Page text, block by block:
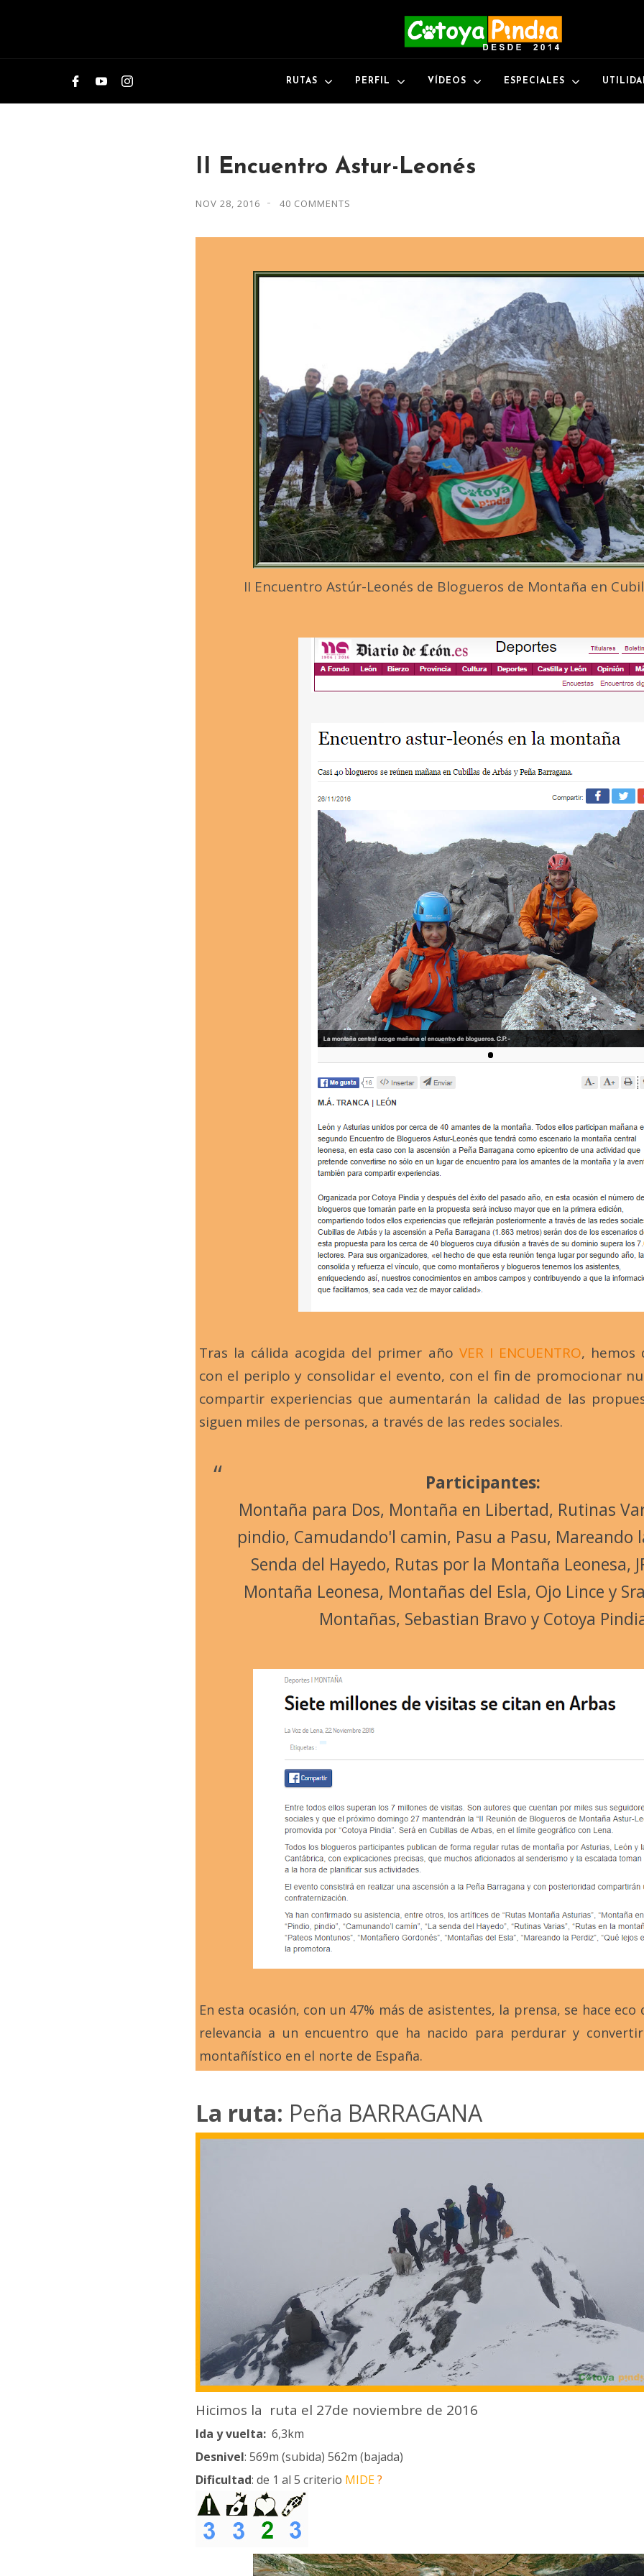
RUTAS PERFIL VÍDEOS ESPECIALES
II Encuentro Astur-Leonés
NOV 28, 2016 40 COMMENTS
II Encuentro Astúr-Leonés de Blogueros de Montaña en
Tras la cálida acogida del primer año VER I ENCUENTRO, hemos
con el periplo y consolidar el evento, con el fin de promocionar
compartir experiencias que aumentarán la calidad de las
siguen miles de personas, a través de las redes sociales.
Participantes:
Montaña para Dos, Montaña en Libertad, Rutinas
pindio, Camudando'l camin, Pasu a Pasu, Mareando
Senda del Hayedo, Rutas por la Montaña Leonesa,
Montaña Leonesa, Montañas del Esla, Ojo Lince y
Montañas, Sebastian Bravo y Cotoya
En esta ocasión, con un 47% más de asistentes, la prensa, se hace
relevancia a un encuentro que ha nacido para perdurar y
montañístico en el norte de España.
La ruta: Peña BARRAGANA
Hicimos la ruta el 27de noviembre de 2016
Ida y vuelta: 6,3km
Desnivel: 569m (subida) 562m (bajada)
Dificultad: de 1 al 5 criterio MIDE?